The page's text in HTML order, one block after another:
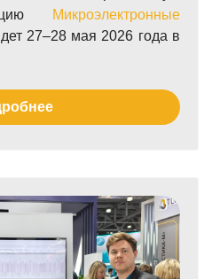
Микроэлектронные
27–28 мая 2026 года в